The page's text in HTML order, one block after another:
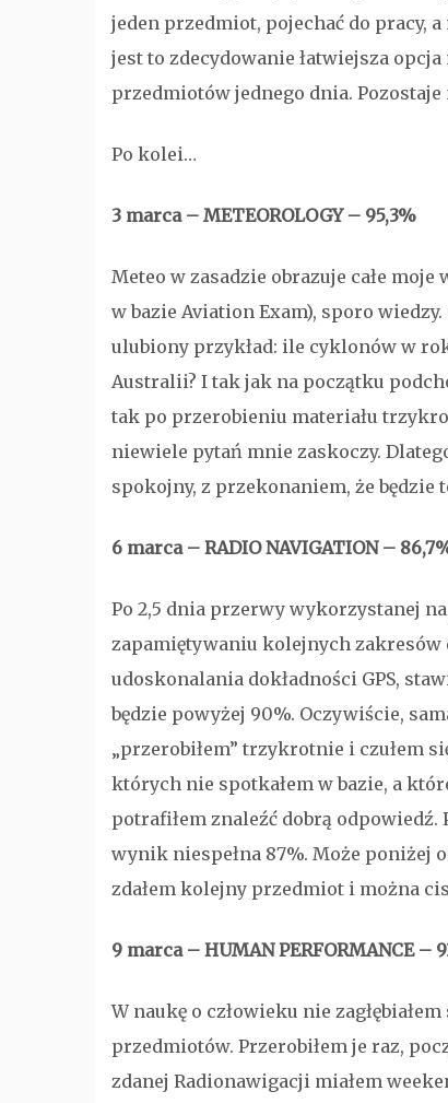
jeden przedmiot, pojechać do pracy,
jest to zdecydowanie łatwiejsza
przedmiotów jednego dnia.
Po kolei…
3 marca – METEOROLOGY – 95,3%
Meteo w zasadzie obrazuje całe
w bazie Aviation Exam), sporo
ulubiony przykład: ile cyklonów w
Australii? I tak jak na początku
tak po przerobieniu materiału
niewiele pytań mnie zaskoczy.
spokojny, z przekonaniem, że
6 marca – RADIO NAVIGATION –
Po 2,5 dnia przerwy wykorzystanej
zapamiętywaniu kolejnych zakresów
udoskonalania dokładności GPS,
będzie powyżej 90%. Oczywiście,
„przerobiłem” trzykrotnie i czułem
których nie spotkałem w bazie, a
potrafiłem znaleźć dobrą
wynik niespełna 87%. Może poniżej
zdałem kolejny przedmiot i można
9 marca – HUMAN PERFORMANCE –
W naukę o człowieku nie
przedmiotów. Przerobiłem je raz,
zdanej Radionawigacji miałem